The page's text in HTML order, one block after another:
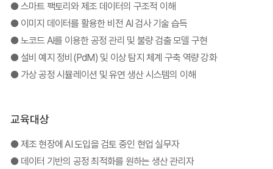
● 스마트 팩토리와 제조 데이터의 구조적 이해
● 이미지 데이터를 활용한 비전 AI 검사 기술 습득
● 노코드 AI를 이용한 공정 관리 및 불량 검출 모델 구현
● 설비 예지 정비(PdM) 및 이상 탐지 체계 구축 역량 강화
● 가상 공정 시뮬레이션 및 유연 생산 시스템의 이해
교육대상
● 제조 현장에 AI 도입을 검토 중인 현업 실무자
● 데이터 기반의 공정 최적화를 원하는 생산 관리자